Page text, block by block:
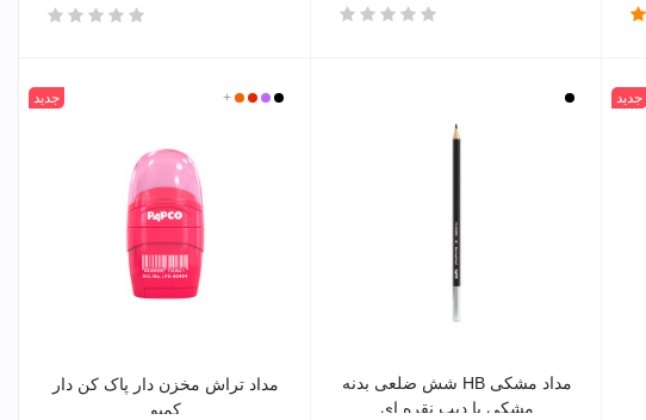
جدید مشکی
مداد مشکی HB شش ضلعی بدنه
مشکی با دیپ نقره ای
مشکی
بنفش
قرمزنارنجی
+ جدید
مداد تراش مخزن دار پاک کن دار
کمبو